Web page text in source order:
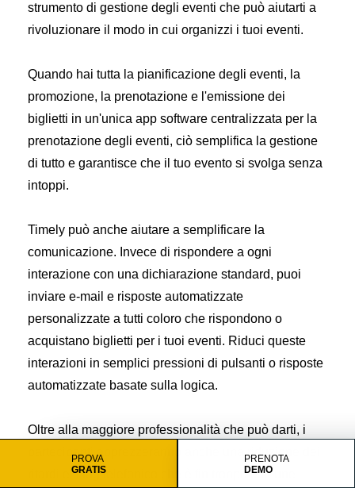
PROVA
GRATIS
PRENOTA
DEMO
strumento di gestione degli eventi che può aiutarti a
rivoluzionare il modo in cui organizzi i tuoi eventi.
Quando hai tutta la pianificazione degli eventi, la
promozione, la prenotazione e l'emissione dei
biglietti in un'unica app software centralizzata per la
prenotazione degli eventi, ciò semplifica la gestione
di tutto e garantisce che il tuo evento si svolga senza
intoppi.
Timely può anche aiutare a semplificare la
comunicazione. Invece di rispondere a ogni
interazione con una dichiarazione standard, puoi
inviare e-mail e risposte automatizzate
personalizzate a tutti coloro che rispondono o
acquistano biglietti per i tuoi eventi. Riduci queste
interazioni in semplici pressioni di pulsanti o risposte
automatizzate basate sulla logica.
Oltre alla maggiore professionalità che può darti, i
partecipanti apprezzeranno anche una riduzione dei
ritardi e il tag telefonico che è fin troppo comune